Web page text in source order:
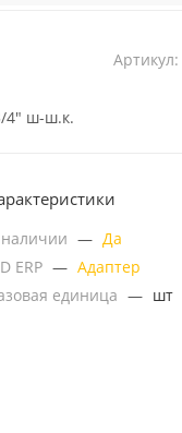
Артикул:
4" ш-ш.к.
— Да
ERP — Адаптер
единица — шт